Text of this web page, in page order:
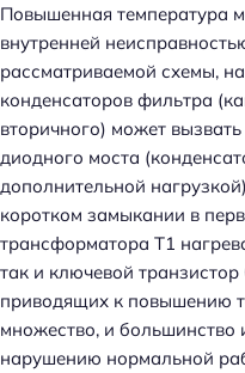
Повышенная температура
внутренней
рассматриваемой схемы,
конденсаторов фильтра
вторичного) может
диодного моста
дополнительной
коротком замыкании в
трансформатора T1
так и ключевой
приводящих к повышению
множество, и большинство
нарушению нормальной
й
т
и
: